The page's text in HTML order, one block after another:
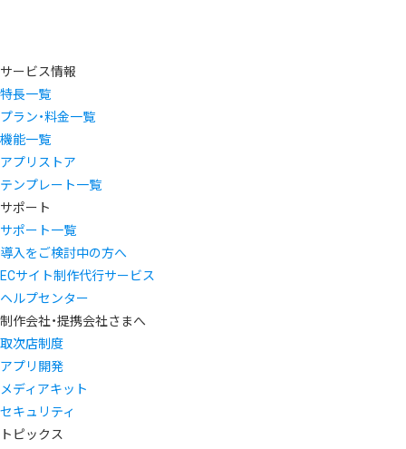
サービス情報
特長一覧
プラン・料金一覧
機能一覧
アプリストア
テンプレート一覧
サポート
サポート一覧
導入をご検討中の方へ
ECサイト制作代行サービス
ヘルプセンター
制作会社・提携会社さまへ
取次店制度
アプリ開発
メディアキット
セキュリティ
トピックス